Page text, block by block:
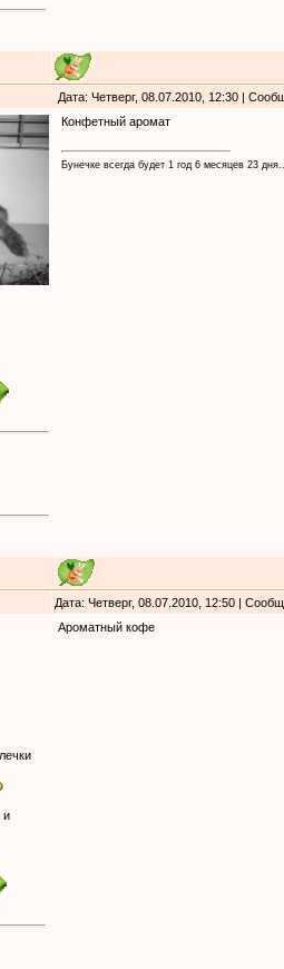
Дата: Четверг, 08.07.2010, 12:30 |
Конфетный аромат
Бунечке всегда будет 1 год 6 месяцев 23
Дата: Четверг, 08.07.2010, 12:50 |
и
Ароматный кофе